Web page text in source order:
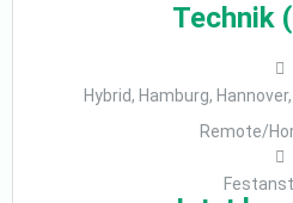
Technik
Hybrid, Hamburg,
Remote/